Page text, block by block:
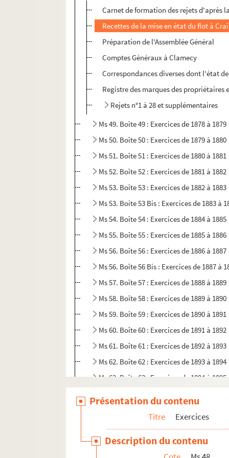
Carnet de formation des rejets d'après
Recettes de la mise en état du flot à
Préparation de l'Assemblée Général
Comptes Généraux à Clamecy
Correspondances diverses dont l'état
Registre des marques des
Rejets n°1 à 28 et supplémentaires
Ms 49. Boîte 49 : Exercices de 1878 à 1879
Ms 50. Boîte 50 : Exercices de 1879 à 1880
Ms 51. Boîte 51 : Exercices de 1880 à 1881
Ms 52. Boîte 52 : Exercices de 1881 à 1882
Ms 53. Boîte 53 : Exercices de 1882 à 1883
Ms 53. Boite 53 Bis : Exercices de 1883 à
Ms 54. Boîte 54 : Exercices de 1884 à 1885
Ms 55. Boîte 55 : Exercices de 1885 à 1886
Ms 56. Boîte 56 : Exercices de 1886 à 1887
Ms 56. Boîte 56 Bis : Exercices de 1887 à
Ms 57. Boîte 57 : Exercices de 1888 à 1889
Ms 58. Boîte 58 : Exercices de 1889 à 1890
Ms 59. Boîte 59 : Exercices de 1890 à 1891
Ms 60. Boîte 60 : Exercices de 1891 à 1892
Ms 61. Boîte 61 : Exercices de 1892 à 1893
Ms 62. Boîte 62 : Exercices de 1893 à 1894
Ms 63. Boîte 63 : Exercices de 1894 à 1895
Ms 67. Boîte 67 : Exercices de 1898 à 1899
Présentation du contenu
Titre Exercices
Description du contenu